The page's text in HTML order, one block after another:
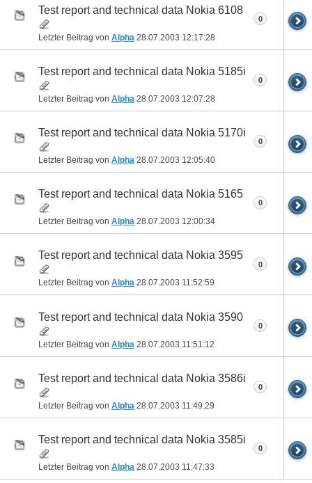
Test report and technical data Nokia 6108
Letzter Beitrag von Alpha 28.07.2003 12:17:28
0
Test report and technical data Nokia 5185i
Letzter Beitrag von Alpha 28.07.2003 12:07:28
0
Test report and technical data Nokia 5170i
Letzter Beitrag von Alpha 28.07.2003 12:05:40
0
Test report and technical data Nokia 5165
Letzter Beitrag von Alpha 28.07.2003 12:00:34
0
Test report and technical data Nokia 3595
Letzter Beitrag von Alpha 28.07.2003 11:52:59
0
Test report and technical data Nokia 3590
Letzter Beitrag von Alpha 28.07.2003 11:51:12
0
Test report and technical data Nokia 3586i
Letzter Beitrag von Alpha 28.07.2003 11:49:29
0
Test report and technical data Nokia 3585i
Letzter Beitrag von Alpha 28.07.2003 11:47:33
0